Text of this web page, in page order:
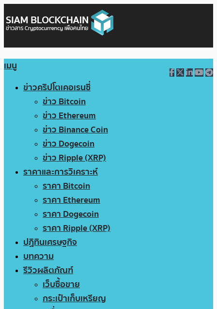
เมนู
ข่าวคริปโตเคอเรนซี่
ข่าว Bitcoin
ข่าว Ethereum
ข่าว Binance Coin
ข่าว Dogecoin
ข่าว Ripple (XRP)
ราคาและการวิเคราะห์
ราคา Bitcoin
ราคา Ethereum
ราคา Dogecoin
ราคา Ripple (XRP)
ปฏิทินเศรษฐกิจ
บทความ
รีวิวผลิตภัณฑ์
เว็บซื้อขาย
กระเป๋าเก็บเหรียญ